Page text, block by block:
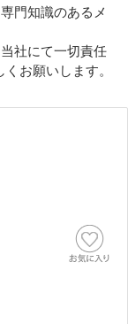
門知識のあるメ
社にて一切責任
お願いします。